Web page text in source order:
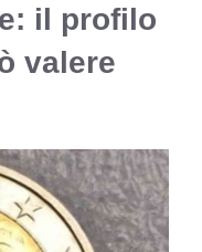
il profilo
valere